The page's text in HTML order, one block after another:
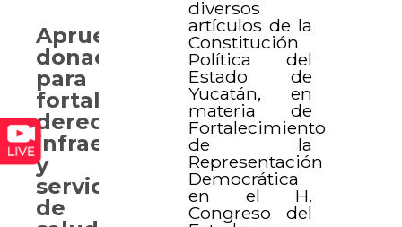
diversos
artículos de la
Constitución
Política del
Estado de
Yucatán, en
materia de
Fortalecimiento
de la
Representación
Democrática
en el H.
Congreso del
Aprueban
donaciones
para
fortalecer
derechos,
infraestructura
y
servicios
de